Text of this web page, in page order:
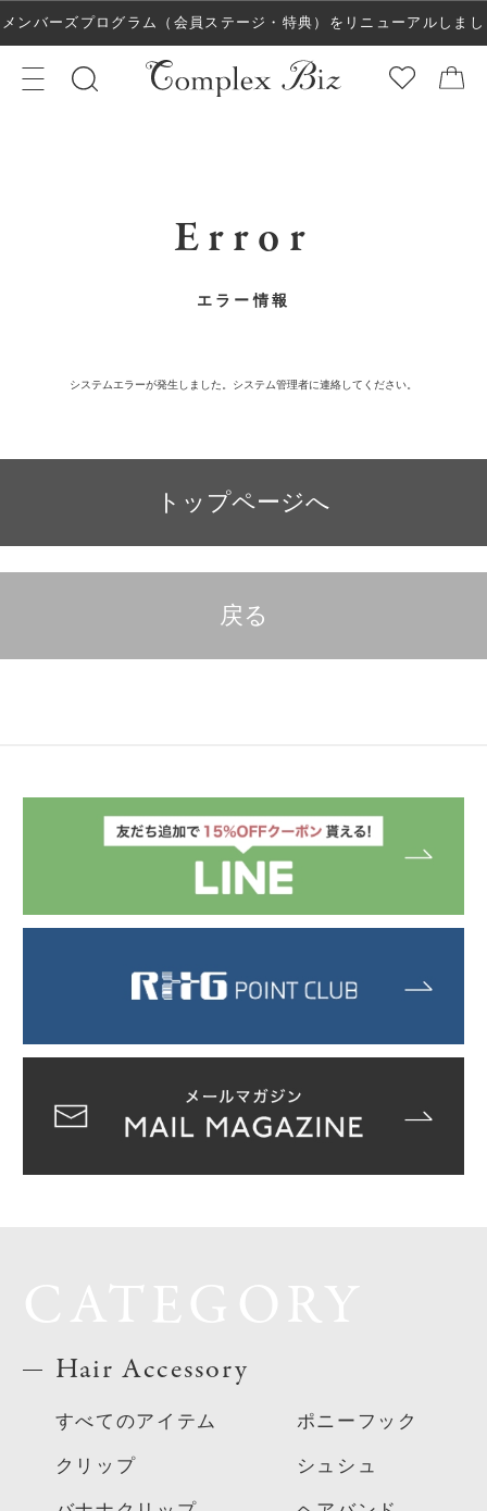
メンバーズプログラム（会員ステージ・特典）をリニューアルしまし
た！
Error
エラー情報
システムエラーが発生しました。システム管理者に連絡してください。
戻る
トップページへ
Hair Accessory
すべてのアイテム
クリップ
ポニーフック
シュシュ